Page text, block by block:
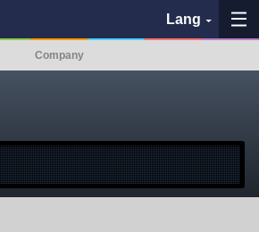
Lang
History
See the map
Company